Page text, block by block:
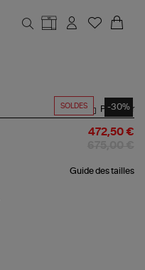
SOLDES -30%
Partager
472,50 €
Guide des tailles